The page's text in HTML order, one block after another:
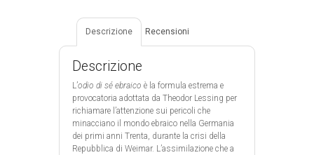
Descrizione Recensioni
Descrizione
L’odio di sé ebraico è la formula estrema e
provocatoria adottata da Theodor Lessing per
richiamare l’attenzione sui pericoli che
minacciano il mondo ebraico nella Germania
dei primi anni Trenta, durante la crisi della
Repubblica di Weimar. L’assimilazione che a